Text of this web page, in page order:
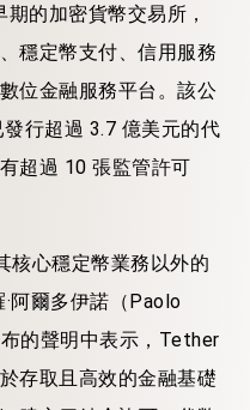
的加密貨幣交易所，
穩定幣支付、信用服務
位金融服務平台。該公
行超過 3.7 億美元的代
超過 10 張監管許可
核心穩定幣業務以外的
阿爾多伊諾（Paolo
的聲明中表示，Tether
存取且高效的金融基礎